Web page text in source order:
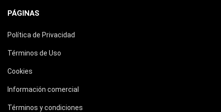
PÁGINAS
Política de Privacidad
Términos de Uso
Cookies
Información comercial
Términos y condiciones